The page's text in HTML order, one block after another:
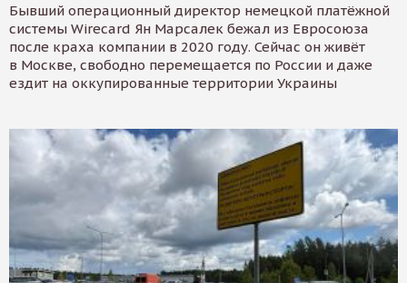
Бывший операционный директор немецкой платёжной
системы Wirecard Ян Марсалек бежал из Евросоюза
после краха компании в 2020 году. Сейчас он живёт
в Москве, свободно перемещается по России и даже
ездит на оккупированные территории Украины